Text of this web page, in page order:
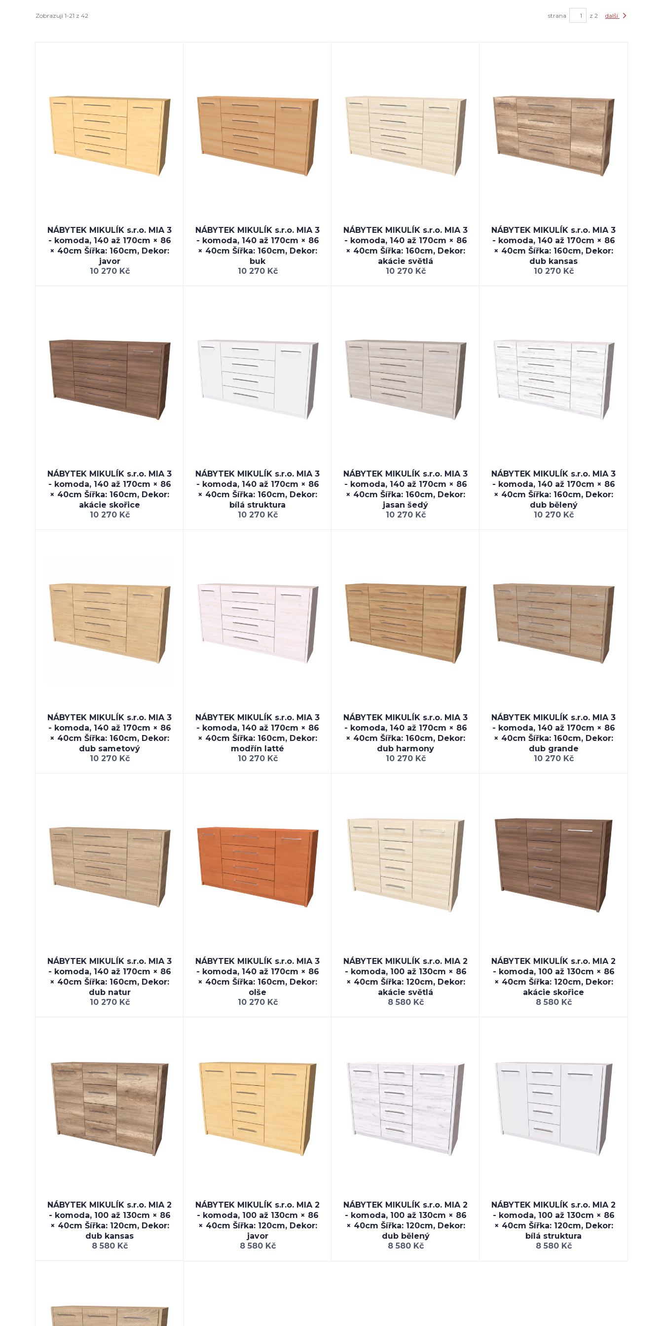
Zobrazuji 1-21 z 42 strana z 2 další
NÁBYTEK MIKULÍK s.r.o. MIA 3
- komoda, 140 až 170cm × 86
× 40cm Šířka: 160cm, Dekor:
javor
10 270 Kč
NÁBYTEK MIKULÍK s.r.o. MIA 3
- komoda, 140 až 170cm × 86
× 40cm Šířka: 160cm, Dekor:
buk
10 270 Kč
NÁBYTEK MIKULÍK s.r.o. MIA 3
- komoda, 140 až 170cm × 86
× 40cm Šířka: 160cm, Dekor:
akácie světlá
10 270 Kč
NÁBYTEK MIKULÍK s.r.o. MIA 3
- komoda, 140 až 170cm × 86
× 40cm Šířka: 160cm, Dekor:
dub kansas
10 270 Kč
NÁBYTEK MIKULÍK s.r.o. MIA 3
- komoda, 140 až 170cm × 86
× 40cm Šířka: 160cm, Dekor:
akácie skořice
10 270 Kč
NÁBYTEK MIKULÍK s.r.o. MIA 3
- komoda, 140 až 170cm × 86
× 40cm Šířka: 160cm, Dekor:
bílá struktura
10 270 Kč
NÁBYTEK MIKULÍK s.r.o. MIA 3
- komoda, 140 až 170cm × 86
× 40cm Šířka: 160cm, Dekor:
jasan šedý
10 270 Kč
NÁBYTEK MIKULÍK s.r.o. MIA 3
- komoda, 140 až 170cm × 86
× 40cm Šířka: 160cm, Dekor:
dub bělený
10 270 Kč
NÁBYTEK MIKULÍK s.r.o. MIA 3
- komoda, 140 až 170cm × 86
× 40cm Šířka: 160cm, Dekor:
dub sametový
10 270 Kč
NÁBYTEK MIKULÍK s.r.o. MIA 3
- komoda, 140 až 170cm × 86
× 40cm Šířka: 160cm, Dekor:
modřín latté
10 270 Kč
NÁBYTEK MIKULÍK s.r.o. MIA 3
- komoda, 140 až 170cm × 86
× 40cm Šířka: 160cm, Dekor:
dub harmony
10 270 Kč
NÁBYTEK MIKULÍK s.r.o. MIA 3
- komoda, 140 až 170cm × 86
× 40cm Šířka: 160cm, Dekor:
dub grande
10 270 Kč
NÁBYTEK MIKULÍK s.r.o. MIA 3
- komoda, 140 až 170cm × 86
× 40cm Šířka: 160cm, Dekor:
dub natur
10 270 Kč
NÁBYTEK MIKULÍK s.r.o. MIA 3
- komoda, 140 až 170cm × 86
× 40cm Šířka: 160cm, Dekor:
olše
10 270 Kč
NÁBYTEK MIKULÍK s.r.o. MIA 2
- komoda, 100 až 130cm × 86
× 40cm Šířka: 120cm, Dekor:
akácie světlá
8 580 Kč
NÁBYTEK MIKULÍK s.r.o. MIA 2
- komoda, 100 až 130cm × 86
× 40cm Šířka: 120cm, Dekor:
akácie skořice
8 580 Kč
NÁBYTEK MIKULÍK s.r.o. MIA 2
- komoda, 100 až 130cm × 86
× 40cm Šířka: 120cm, Dekor:
dub kansas
8 580 Kč
NÁBYTEK MIKULÍK s.r.o. MIA 2
- komoda, 100 až 130cm × 86
× 40cm Šířka: 120cm, Dekor:
javor
8 580 Kč
NÁBYTEK MIKULÍK s.r.o. MIA 2
- komoda, 100 až 130cm × 86
× 40cm Šířka: 120cm, Dekor:
dub bělený
8 580 Kč
NÁBYTEK MIKULÍK s.r.o. MIA 2
- komoda, 100 až 130cm × 86
× 40cm Šířka: 120cm, Dekor:
bílá struktura
8 580 Kč